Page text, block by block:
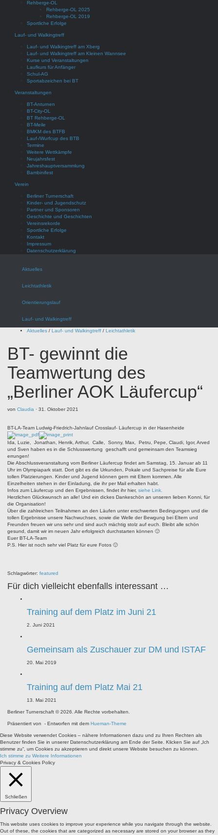
Rehberge-OL
Rehberge-OL 2025
Rehberge-OL 2019
Sportliche Erfolge
Lauf- und Walkingtreff
Lauf- und Walkingtreff am Xberg
Lauf- und Walkingtreff am Kleinen Wannsee
Kurse und Veranstaltungen
Laufkurs für Anfänger
Schul-AG
Sportabzeichen bei BT
Veranstaltungen
BT-Anturnen
BT-City-OL
BT Rehberge-OL
BT-Meile
BMKM des BTFB
Lauf-/Wurfcup des BTB
Termine
Weitere Wettkämpfe
Neujahrsfest
Jahreshauptversammlung
Bambinifest
Verein
Berliner Turnerschaft
Kinder- und Jugendschutz
Partner und Sponsoren
Geschichte und Geschichten
Vereinsrekorde
Sportliche Erfolge
Kontakt
Impressum
Datenschutzerklärung
Aktuelles
Leichtathletik
Orientierungslauf
Lauf- und Walkingtreff
Aktuelles / Lauf- und Walkingtreff / Leichtathletik
BT- gewinnt die
Teamwertung des
„Berliner AOK Läufercup“
von Claudia · 31. Oktober 2021
BT-LA-Team Ludwig-Friedrich-Jahnlauf Crosslauf- Läufercup in der Hasenheide
Ida, Luzie, Jonathan, Henrik, Arthur, Calle, Sonny, Max, Petru, Pepe, Claudi, Igor, Arved
und Sven haben es in die Schlusswertung geschafft und gemeinsam den Teamsieg
errungen!
Die Abschlussveranstaltung vom Berliner Läufercup findet am Samstag, 15. Januar ab 11
Uhr im Olympiapark statt. Dort gibt es die Urkunden, Pokale und Sachpreise für alle Eure
tollen Platzierungen. Kinder und Jugend können gern mit Eltern kommen. Alle
Einzelheiten stehen in der Einladung, die ihr per Mail erhalten habt.
Infos zum Läufercup und den Ergebnissen, findet ihr hier, siehe Link.
Herzlichen Glückwunsch an alle! Und ein dickes Dankeschön an unseren lieben Konni, für
die Organisation!
Über die zahlreichen Teilnahmen an den Läufen unter erschwerten Bedingungen und die
tollen Ergebnisse unsere Nachwuchses, sowie die Welle der Bewgung bei Eltern und
Freunden freuen wir uns sehr und sind auch mächtig stolz auf euch. Bleibt alle schön
gesund, damit wir im neuen Jahr erfolgreich durchstarten können 🙂
Euer BT-LA-Team
P.S. Hier ist noch sehr viel Platz für eure Fotos 🙂
Schlagwörter: featured
Für dich vielleicht ebenfalls interessant …
Training auf dem Platz im Juni 21
2. Juni 2021
Gemeinsam als Zuschauer zur DM und ISTAF
20. Mai 2019
Training auf dem Platz Mai 21
13. Mai 2021
Berliner Turnerschaft © 2026. Alle Rechte vorbehalten.
Präsentiert von - Entworfen mit dem Hueman-Theme
Diese Website verwendet Cookies – nähere Informationen dazu und zu Ihren Rechten als
Benutzer finden Sie in unserer Datenschutzerklärung am Ende der Seite. Klicken Sie auf „Ich
stimme zu“, um Cookies zu akzeptieren und direkt unsere Website besuchen zu können.
Ich stimme zu Weitere Informationen
Privacy & Cookies Policy
Schließen
Privacy Overview
This website uses cookies to improve your experience while you navigate through the website.
Out of these, the cookies that are categorized as necessary are stored on your browser as they